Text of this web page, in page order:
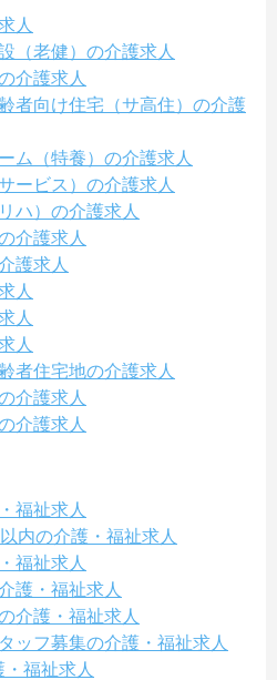
人
（老健）の介護求人
介護求人
者向け住宅（サ高住）の介護
ム（特養）の介護求人
ービス）の介護求人
ハ）の介護求人
介護求人
護求人
人
人
人
者住宅地の介護求人
介護求人
介護求人
福祉求人
内の介護・福祉求人
福祉求人
護・福祉求人
介護・福祉求人
ッフ募集の介護・福祉求人
福祉求人